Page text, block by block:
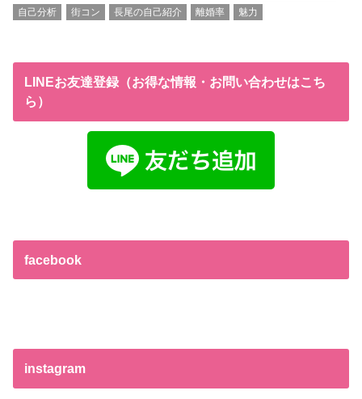
自己分析
街コン 長尾の自己紹介 離婚率 魅力
LINEお友達登録（お得な情報・お問い合わせはこち
ら）
facebook
instagram